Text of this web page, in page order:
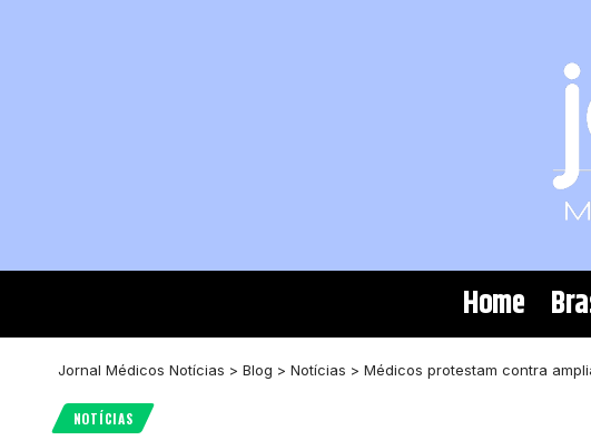
Home
Jornal Médicos Notícias > Blog > Notícias > Médicos protestam contra
NOTÍCIAS